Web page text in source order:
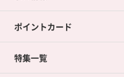
店舗買取について
ネット買取について
ポイントカード
ポイントカードTOP
特集一覧